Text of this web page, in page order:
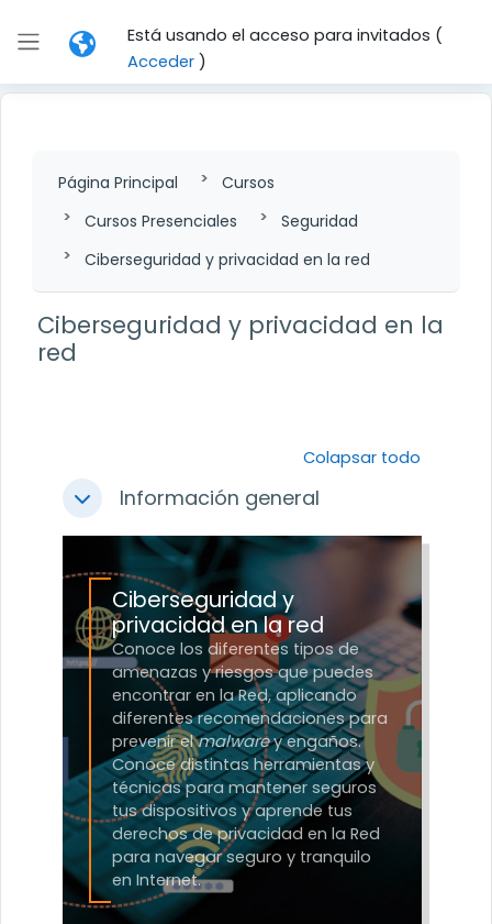
Panel lateral
Está usando el acceso para invitados (
Acceder)
Página Principal
Cursos
Cursos Presenciales
Seguridad
Ciberseguridad y privacidad en la red
Ciberseguridad y privacidad en la
red
ColapsarInformación general
Colapsar todo
Ciberseguridad y
privacidad en la red
Conoce los diferentes tipos de
amenazas y riesgos que puedes
encontrar en la Red, aplicando
diferentes recomendaciones para
prevenir elmalwarey engaños.
Conoce distintas herramientas y
técnicas para mantener seguros
tus dispositivos y aprende tus
derechos de privacidad en la Red
para navegar seguro y tranquilo
en Internet.